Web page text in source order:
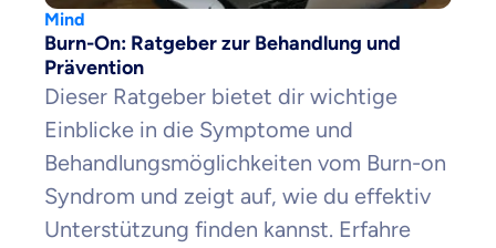
Mind
Burn-On: Ratgeber zur Behandlung und
Prävention
Dieser Ratgeber bietet dir wichtige
Einblicke in die Symptome und
Behandlungsmöglichkeiten vom Burn-on
Syndrom und zeigt auf, wie du effektiv
Unterstützung finden kannst. Erfahre